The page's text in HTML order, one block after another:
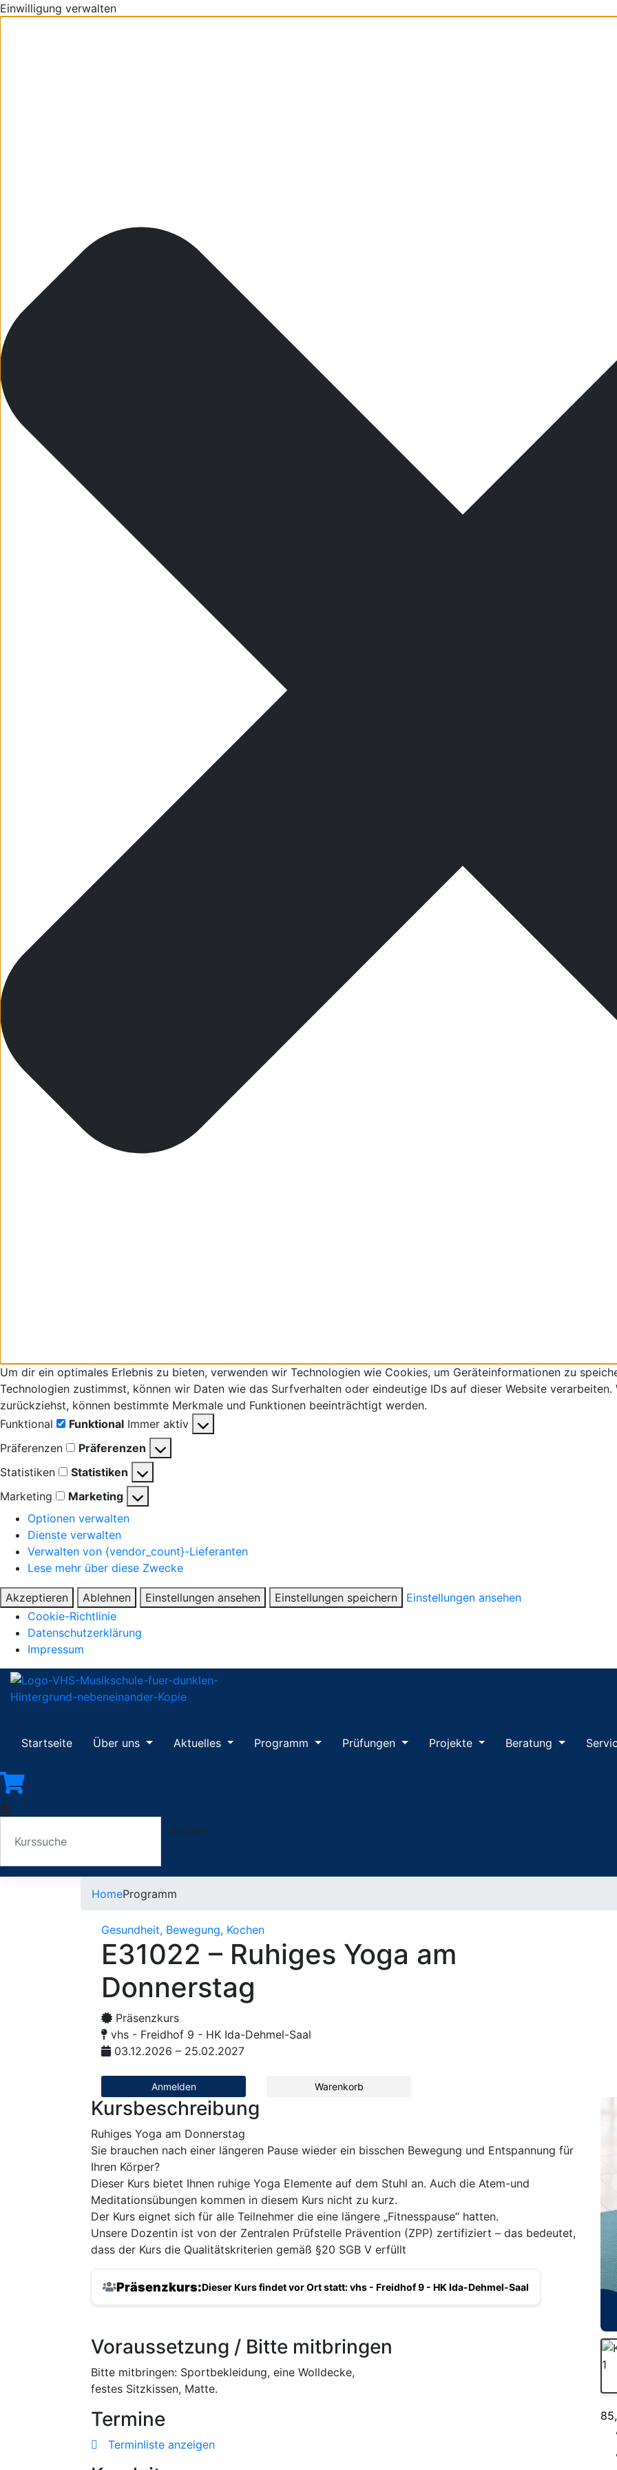
Einwilligung verwalten
Um dir ein optimales Erlebnis zu bieten, verwenden wir Technologien wie Cookies, um Geräteinformationen zu
Technologien zustimmst, können wir Daten wie das Surfverhalten oder eindeutige IDs auf dieser Website
zurückziehst, können bestimmte Merkmale und Funktionen beeinträchtigt werden.
Funktional
Funktional Immer aktiv
Präferenzen
Präferenzen
Statistiken
Statistiken
Marketing
Marketing
Optionen verwalten
Dienste verwalten
Verwalten von {vendor_count}-Lieferanten
Lese mehr über diese Zwecke
Akzeptieren Ablehnen Einstellungen ansehen Einstellungen speichern
Einstellungen ansehen
Cookie-Richtlinie
Datenschutzerklärung
Impressum
Startseite Über uns Aktuelles Programm Prüfungen Projekte Beratung
Suchen
HomeProgramm
Gesundheit, Bewegung, Kochen
E31022 – Ruhiges Yoga am
Donnerstag
Präsenzkurs
vhs - Freidhof 9 - HK Ida-Dehmel-Saal
03.12.2026 – 25.02.2027
Anmelden Warenkorb
Kursbeschreibung
Ruhiges Yoga am Donnerstag
Sie brauchen nach einer längeren Pause wieder ein bisschen Bewegung und Entspannung für
Ihren Körper?
Dieser Kurs bietet Ihnen ruhige Yoga Elemente auf dem Stuhl an. Auch die Atem-und
Meditationsübungen kommen in diesem Kurs nicht zu kurz.
Der Kurs eignet sich für alle Teilnehmer die eine längere „Fitnesspause“ hatten.
Unsere Dozentin ist von der Zentralen Prüfstelle Prävention (ZPP) zertifiziert – das bedeutet,
dass der Kurs die Qualitätskriterien gemäß §20 SGB V erfüllt
Präsenzkurs:Dieser Kurs findet vor Ort statt: vhs - Freidhof 9 - HK Ida-Dehmel-Saal
Voraussetzung / Bitte mitbringen
Bitte mitbringen: Sportbekleidung, eine Wolldecke,
festes Sitzkissen, Matte.
Termine
Terminliste anzeigen